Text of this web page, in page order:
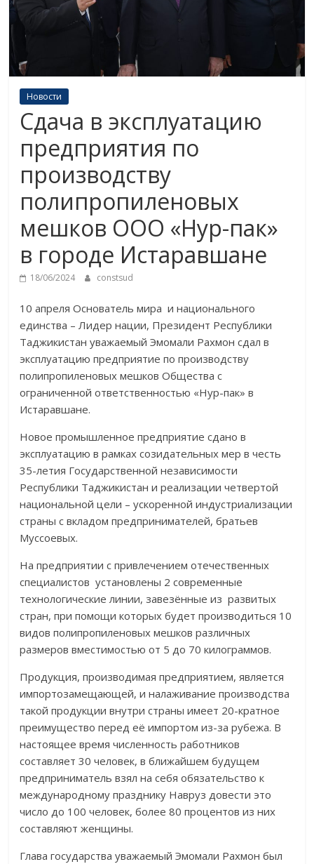
Новости
Сдача в эксплуатацию
предприятия по
производству
полипропиленовых
мешков ООО «Нур-пак»
в городе Истаравшане
18/06/2024 constsud
10 апреля Основатель мира и национального
единства – Лидер нации, Президент Республики
Таджикистан уважаемый Эмомали Рахмон сдал в
эксплуатацию предприятие по производству
полипропиленовых мешков Общества с
ограниченной ответственностью «Нур-пак» в
Истаравшане.
Новое промышленное предприятие сдано в
эксплуатацию в рамках созидательных мер в честь
35-летия Государственной независимости
Республики Таджикистан и реализации четвертой
национальной цели – ускоренной индустриализации
страны с вкладом предпринимателей, братьев
Муссоевых.
На предприятии с привлечением отечественных
специалистов установлены 2 современные
технологические линии, завезённые из развитых
стран, при помощи которых будет производиться 10
видов полипропиленовых мешков различных
размеров вместимостью от 5 до 70 килограммов.
Продукция, производимая предприятием, является
импортозамещающей, и налаживание производства
такой продукции внутри страны имеет 20-кратное
преимущество перед её импортом из-за рубежа. В
настоящее время численность работников
составляет 30 человек, в ближайшем будущем
предприниматель взял на себя обязательство к
международному празднику Навруз довести это
число до 100 человек, более 80 процентов из них
составляют женщины.
Глава государства уважаемый Эмомали Рахмон был